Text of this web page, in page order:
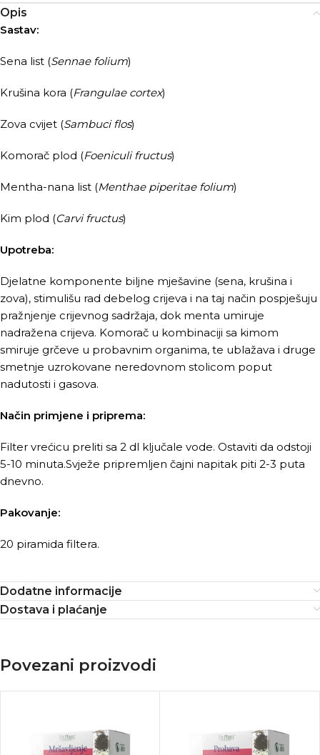
Opis
Sastav:
Sena list (Sennae folium)
Krušina kora (Frangulae cortex)
Zova cvijet (Sambuci flos)
Komorač plod (Foeniculi fructus)
Mentha-nana list (Menthae piperitae folium)
Kim plod (Carvi fructus)
Upotreba:
Djelatne komponente biljne mješavine (sena, krušina i
zova), stimulišu rad debelog crijeva i na taj način pospješuju
pražnjenje crijevnog sadržaja, dok menta umiruje
nadražena crijeva. Komorač u kombinaciji sa kimom
smiruje grčeve u probavnim organima, te ublažava i druge
smetnje uzrokovane neredovnom stolicom poput
nadutosti i gasova.
Način primjene i priprema:
Filter vrećicu preliti sa 2 dl ključale vode. Ostaviti da odstoji
5-10 minuta.Svježe pripremljen čajni napitak piti 2-3 puta
dnevno.
Pakovanje:
20 piramida filtera.
Dodatne informacije
Dostava i plaćanje
Povezani proizvodi